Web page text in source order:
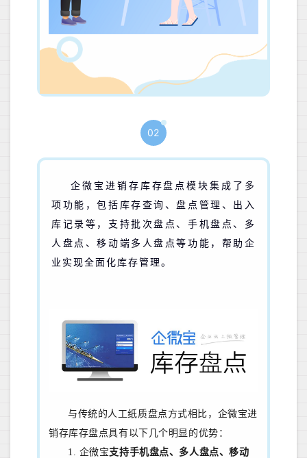
02
企微宝进销存库存盘点模块集成了多
项功能，包括库存查询、盘点管理、出入
库记录等， 支持批次盘点、手机盘点、多
人盘点、移动端多人盘点等功能， 帮助企
业实现全面化 库存管理。
与传统的 人工纸质盘点方式相比，企微宝进
销存库存盘点具有以下几个明显的优势：
1. 企微宝支持手机盘点、多人盘点、移动